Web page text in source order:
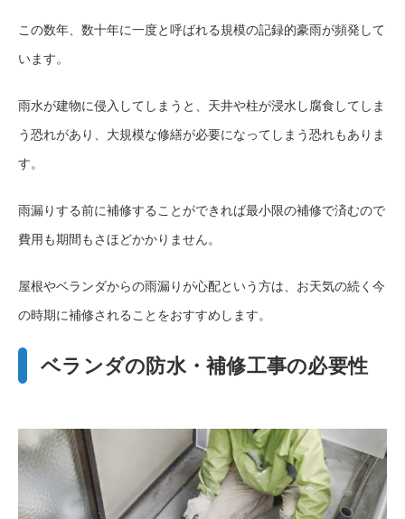
この数年、数十年に一度と呼ばれる規模の記録的豪雨が頻発して
います。
雨水が建物に侵入してしまうと、天井や柱が浸水し腐食してしま
う恐れがあり、大規模な修繕が必要になってしまう恐れもありま
す。
雨漏りする前に補修することができれば最小限の補修で済むので
費用も期間もさほどかかりません。
屋根やベランダからの雨漏りが心配という方は、お天気の続く今
の時期に補修されることをおすすめします。
ベランダの防水・補修工事の必要性